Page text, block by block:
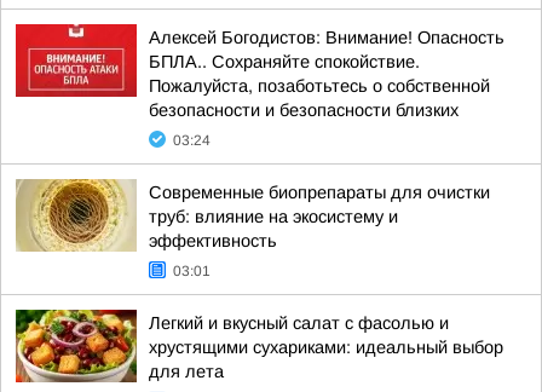
Алексей Богодистов: Внимание! Опасность
БПЛА.. Сохраняйте спокойствие.
Пожалуйста, позаботьтесь о собственной
безопасности и безопасности близких
03:24
Современные биопрепараты для очистки
труб: влияние на экосистему и
эффективность
03:01
Легкий и вкусный салат с фасолью и
хрустящими сухариками: идеальный выбор
для лета